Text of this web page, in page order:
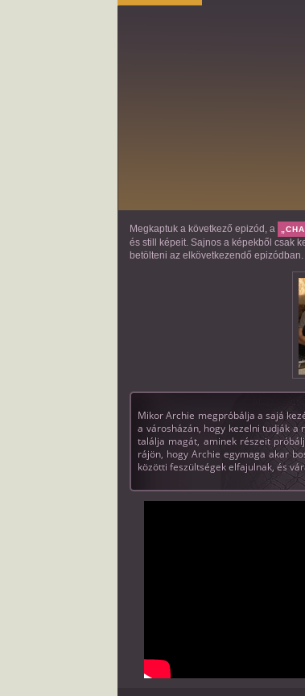
Megkaptuk a következő epizód, a
és still képeit. Sajnos a képekből csak
betölteni az elkövetkezendő epizódban.
Mikor Archie megpróbálja a sajá
a városházán, hogy kezelni tudják a
találja magát, aminek részeit
rájön, hogy Archie egymaga akar
közötti feszültségek elfajulnak, és